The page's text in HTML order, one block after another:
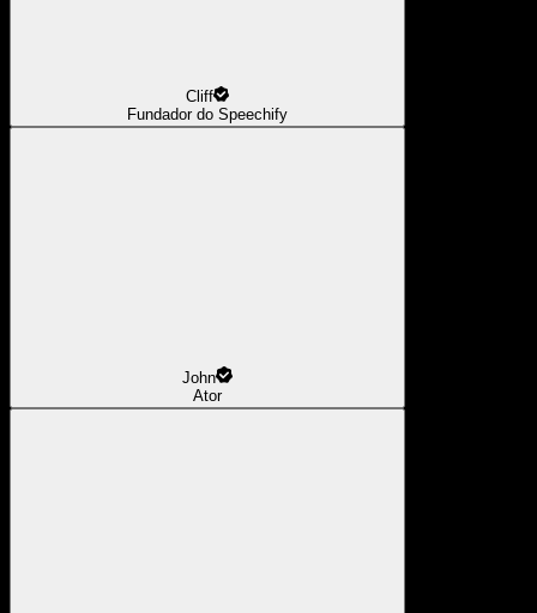
Cliff
Fundador do Speechify
John
Ator